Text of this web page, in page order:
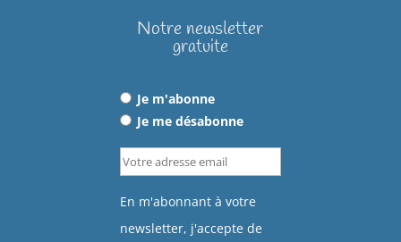
Notre newsletter
gratuite
Je m'abonne
Je me désabonne
En m'abonnant à votre
newsletter, j'accepte de